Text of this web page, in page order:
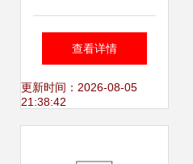
祥的绿色智造方案
何以成为行业刚
查看详情
更新时间：2026-08-05
21:38:42